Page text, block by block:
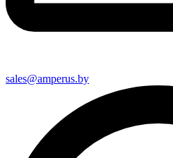
sales@amperus.by